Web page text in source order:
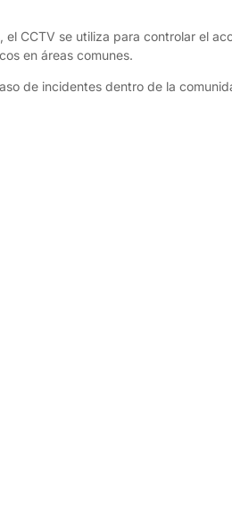
el CCTV se utiliza para controlar el
en áreas comunes.
de incidentes dentro de la